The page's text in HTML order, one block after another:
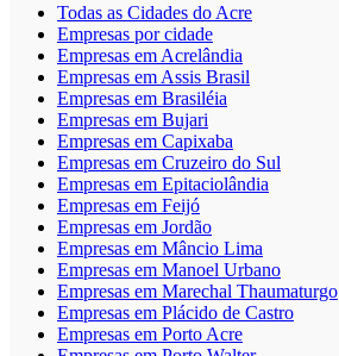
Todas as Cidades do Acre
Empresas por cidade
Empresas em Acrelândia
Empresas em Assis Brasil
Empresas em Brasiléia
Empresas em Bujari
Empresas em Capixaba
Empresas em Cruzeiro do Sul
Empresas em Epitaciolândia
Empresas em Feijó
Empresas em Jordão
Empresas em Mâncio Lima
Empresas em Manoel Urbano
Empresas em Marechal Thaumaturgo
Empresas em Plácido de Castro
Empresas em Porto Acre